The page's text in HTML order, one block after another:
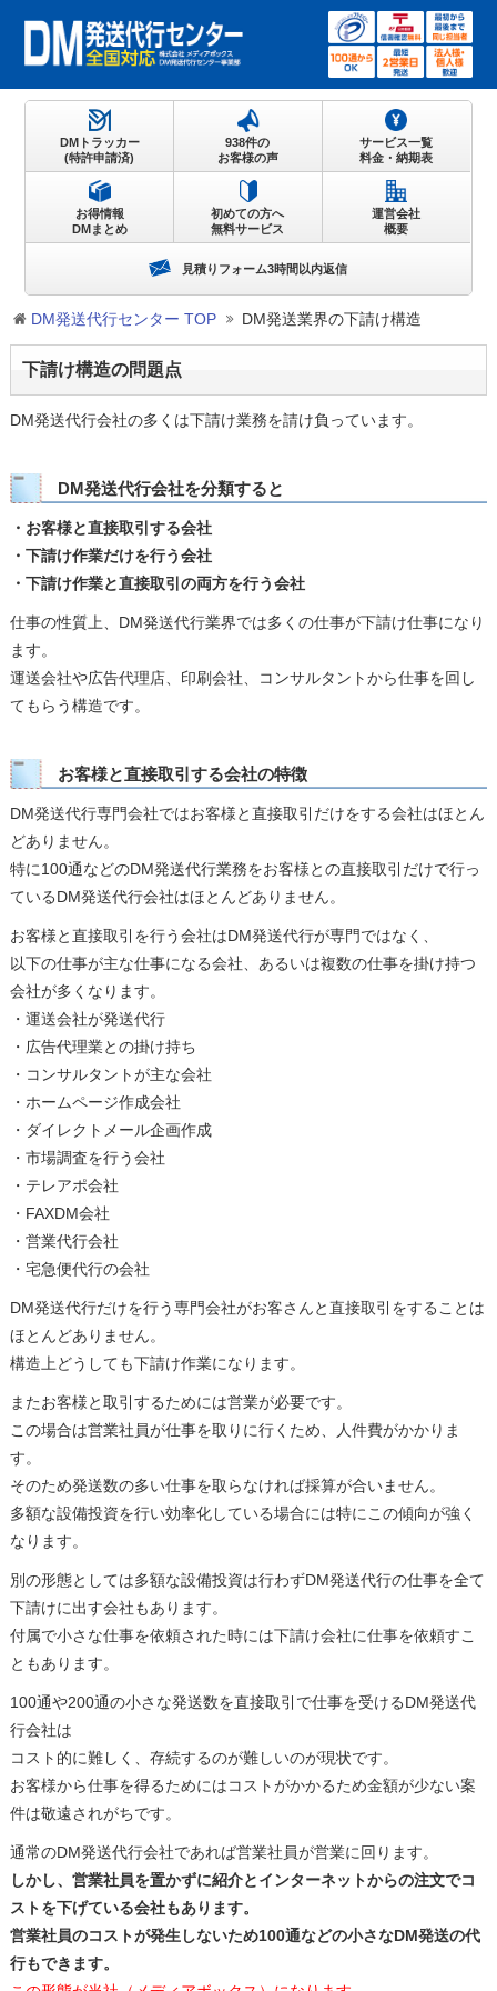
DM発送代行センター TOP DM発送業界の下請け構造
下請け構造の問題点
DM発送代行会社の多くは下請け業務を請け負っています。
DM発送代行会社を分類すると
・お客様と直接取引する会社
・下請け作業だけを行う会社
・下請け作業と直接取引の両方を行う会社
仕事の性質上、DM発送代行業界では多くの仕事が下請け仕事になり
ます。
運送会社や広告代理店、印刷会社、コンサルタントから仕事を回し
てもらう構造です。
お客様と直接取引する会社の特徴
DM発送代行専門会社ではお客様と直接取引だけをする会社はほとん
どありません。
特に100通などのDM発送代行業務をお客様との直接取引だけで行っ
ているDM発送代行会社はほとんどありません。
お客様と直接取引を行う会社はDM発送代行が専門ではなく、
以下の仕事が主な仕事になる会社、あるいは複数の仕事を掛け持つ
会社が多くなります。
・運送会社が発送代行
・広告代理業との掛け持ち
・コンサルタントが主な会社
・ホームページ作成会社
・ダイレクトメール企画作成
・市場調査を行う会社
・テレアポ会社
・FAXDM会社
・営業代行会社
・宅急便代行の会社
DM発送代行だけを行う専門会社がお客さんと直接取引をすることは
ほとんどありません。
構造上どうしても下請け作業になります。
またお客様と取引するためには営業が必要です。
この場合は営業社員が仕事を取りに行くため、人件費がかかりま
す。
そのため発送数の多い仕事を取らなければ採算が合いません。
多額な設備投資を行い効率化している場合には特にこの傾向が強く
なります。
別の形態としては多額な設備投資は行わずDM発送代行の仕事を全て
下請けに出す会社もあります。
付属で小さな仕事を依頼された時には下請け会社に仕事を依頼すこ
ともあります。
100通や200通の小さな発送数を直接取引で仕事を受けるDM発送代
行会社は
コスト的に難しく、存続するのが難しいのが現状です。
お客様から仕事を得るためにはコストがかかるため金額が少ない案
件は敬遠されがちです。
通常のDM発送代行会社であれば営業社員が営業に回ります。
しかし、営業社員を置かずに紹介とインターネットからの注文でコ
ストを下げている会社もあります。
営業社員のコストが発生しないため100通などの小さなDM発送の代
行もできます。
DMトラッカー
(特許申請済)
938件の
お客様の声
サービス一覧
料金・納期表
お得情報
DMまとめ
初めての方へ
無料サービス
運営会社
概要
見積りフォーム3時間以内返信